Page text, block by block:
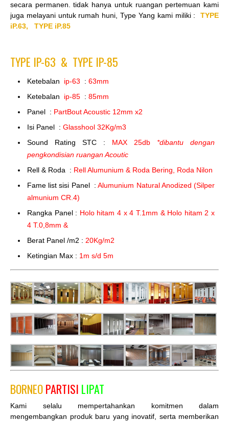
secara permanen. tidak hanya untuk ruangan pertemuan kami
juga melayani untuk rumah huni, Type Yang kami miliki : TYPE
iP.63, TYPE iP.85
TYPE IP-63 & TYPE IP-85
Ketebalan ip-63 : 63mm
Ketebalan ip-85 : 85mm
Panel : PartBout Acoustic 12mm x2
Isi Panel : Glasshool 32Kg/m3
Sound Rating STC : MAX 25db *dibantu dengan
pengkondisian ruangan Acoutic
Rell & Roda : Rell Alumunium & Roda Bering, Roda Nilon
Fame list sisi Panel :Alumunium Natural Anodized (Silper
almunium CR.4)
Rangka Panel : Holo hitam 4 x 4 T.1mm & Holo hitam 2 x
4 T.0,8mm &
Berat Panel /m2 : 20Kg/m2
Ketingian Max : 1m s/d 5m
BORNEOPARTISI LIPAT
Kami selalu mempertahankan komitmen dalam
mengembangkan produk baru yang inovatif, serta memberikan